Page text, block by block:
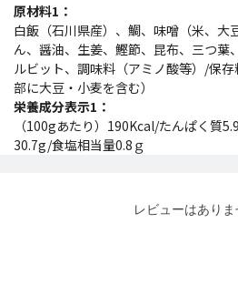
原材料1：
白飯（石川県産）、鯛、味噌（米、大
ん、醤油、生姜、鰹節、昆布、三つ葉
ルビット、調味料（アミノ酸等）/保
部に大豆・小麦を含む）
栄養成分表示1：
（100gあたり）190Kcal/たんぱく質
30.7g/食塩相当量0.8ｇ
レビューはありま